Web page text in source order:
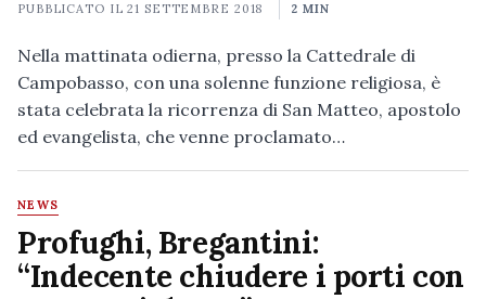
PUBBLICATO IL21 SETTEMBRE 2018 2 MIN
Nella mattinata odierna, presso la Cattedrale di
Campobasso, con una solenne funzione religiosa, è
stata celebrata la ricorrenza di San Matteo, apostolo
ed evangelista, che venne proclamato…
NEWS
Profughi, Bregantini:
“Indecente chiudere i porti con